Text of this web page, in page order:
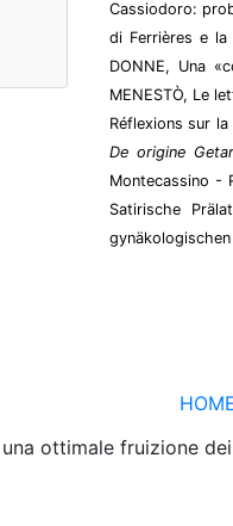
Cassiodoro:
di Ferrières e la
DONNE, Una
MENESTÒ, Le
Réflexions sur
De origine
Montecassino -
Satirische
ottimale fruizione